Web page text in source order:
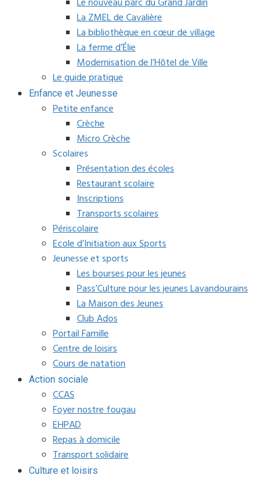
La ZMEL de Cavalière
La bibliothèque en cœur de village
La ferme d’Élie
Modernisation de l’Hôtel de Ville
Le guide pratique
Enfance et Jeunesse
Petite enfance
Crèche
Micro Crèche
Scolaires
Présentation des écoles
Restaurant scolaire
Inscriptions
Transports scolaires
Périscolaire
Ecole d’Initiation aux Sports
Jeunesse et sports
Les bourses pour les jeunes
Pass’Culture pour les jeunes Lavandourains
La Maison des Jeunes
Club Ados
Portail Famille
Centre de loisirs
Cours de natation
Action sociale
CCAS
Foyer nostre fougau
EHPAD
Repas à domicile
Transport solidaire
Culture et loisirs